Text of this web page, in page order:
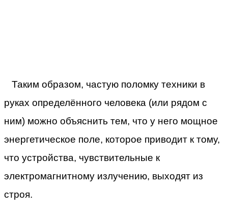
Таким образом, частую поломку техники в
руках определённого человека (или рядом с
ним) можно объяснить тем, что у него мощное
энергетическое поле, которое приводит к тому,
что устройства, чувствительные к
электромагнитному излучению, выходят из
строя.